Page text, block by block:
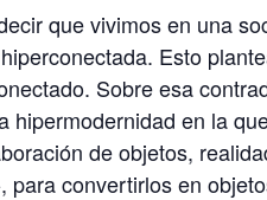
que vivimos en una
Esto
Sobre esa
hipermodernidad en la
de objetos,
para convertirlos en